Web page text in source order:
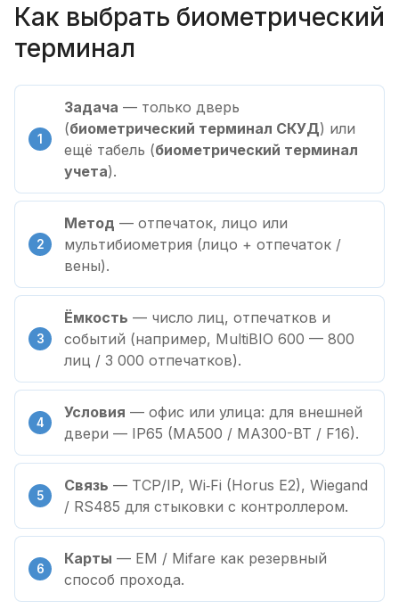
Как выбрать биометрический
терминал
Задача — только дверь
(биометрический терминал СКУД) или
ещё табель (биометрический терминал
учета).
Метод — отпечаток, лицо или
мультибиометрия (лицо + отпечаток /
вены).
Ёмкость — число лиц, отпечатков и
событий (например, MultiBIO 600 — 800
лиц / 3 000 отпечатков).
Условия — офис или улица: для внешней
двери — IP65 (MA500 / MA300-BT / F16).
Связь — TCP/IP, Wi‑Fi (Horus E2), Wiegand
/ RS485 для стыковки с контроллером.
Карты — EM / Mifare как резервный
способ прохода.